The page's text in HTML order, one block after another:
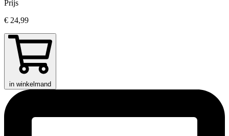
Prijs
€ 24,99
in winkelmand